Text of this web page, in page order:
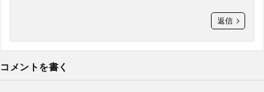
返信
コメントを書く